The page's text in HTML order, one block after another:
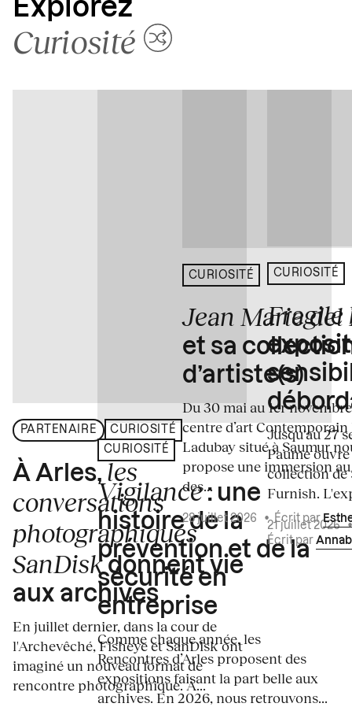
Explorez
Curiosité
PARTENAIRE CURIOSITÉ
À Arles, les
conversations
photographiques
SanDiskdonnent vie
aux archives
En juillet dernier, dans la cour de
l'Archevêché, Fisheye et SanDisk ont
imaginé un nouveau format de
rencontre photographique. À...
CURIOSITÉ
Vigilance: une
histoire de la
prévention et de la
sécurité en
entreprise
Comme chaque année, les
Rencontres d’Arles proposent des
expositions faisant la part belle aux
archives. En 2026, nous retrouvons...
CURIOSITÉ
Jean Marie del
et sa
d’artiste(s)
Du 30 mai au 1er
centre d’art Contemporain
Ladubay situé à Saumur
propose une immersion
des...
28 juillet 2026 •Écrit par
CURIOSITÉ
Fragile
Jusqu'au 27
Paume
collection de
Furnish.
21 juillet 2026
Écrit par